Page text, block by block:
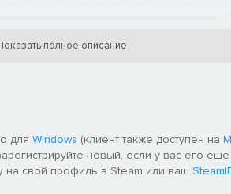
полное описание
для Windows (клиент также доступен на
новый, если у вас его еще
на свой профиль в Steam или ваш